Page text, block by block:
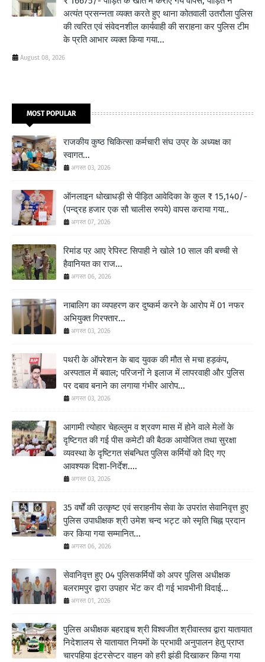
अत्यंत प्रसन्नता व्यक्त करते हुए थाना कोतवाली उतरौला पुलिस
की त्वरित एवं संवेदनशील कार्यवाही की सराहना कर पुलिस टीम
के प्रति आभार व्यक्त किया गया...
August 08, 2026
MOST POPULAR
राजकीय कुष्ठ चिकित्सा कर्मचारी संघ उप्र के अध्यक्ष का
स्वागत...
अगस्त 03, 2026
ऑनलाइन धोखाधड़ी से पीड़ित आवेदिका के कुल ₹ 15,140/-
(पन्द्रह हजार एक सौ चालीस रुपये) वापस कराया गया..
अगस्त 07, 2026
रिमांड पऱ आए रेपिस्ट सिपाही ने खोले 10 साल की बच्ची से
हैवानियत का राज...
अगस्त 06, 2026
नाबालिग का व्यपहरण कर दुष्कर्म करने के आरोप में 01 नफर
अभियुक्त गिरफ्तार...
अगस्त 03, 2026
पथरी के ऑपरेशन के बाद युवक की मौत से मचा हड़कंप,
अस्पताल में बवाल; परिजनों ने इलाज में लापरवाही और पुलिस
पर दबाव बनाने का लगाया गंभीर आरोप...
अगस्त 03, 2026
आगामी त्योहार चेहल्लुम व श्रवण मास में होने वाले मेलों के
दृष्टिगत की गई पीस कमेटी की बैठक आयोजित तथा सुरक्षा
व्यवस्था के दृष्टिगत संबन्धित पुलिस कर्मियों को दिए गए
आवश्यक दिशा-निर्देश....
अगस्त 03, 2026
35 वर्षों की उत्कृष्ट एवं सराहनीय सेवा के उपरांत सेवानिवृत्त हुए
पुलिस उपाधीक्षक श्री उमेश चन्द भट्ट को स्मृति चिह्न प्रदान
कर किया गया सम्मानित...
अगस्त 06, 2026
सेवानिवृत्त हुए 04 पुलिसकर्मियों को अपर पुलिस अधीक्षक
बलरामपुर द्वारा उपहार भेंट कर दी गई भावभीनी विदाई...
अगस्त 01, 2026
पुलिस अधीक्षक बहराइच श्री विश्वजीत श्रीवास्तव द्वारा यातायात
निदेशालय से यातायात नियमों के प्रभावी अनुपालन हेतु प्राप्त
चारपहिया इंटरसेप्टर वाहन को हरी झंडी दिखाकर किया गया